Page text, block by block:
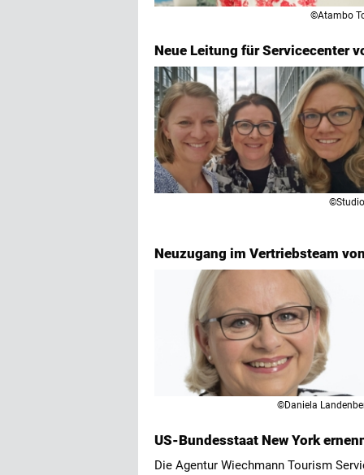
©Atambo
Neue Leitung für Servicecenter
Neuzugang im Vertriebsteam
©Daniela
US-Bundesstaat New York
Die Agentur Wiechmann Tourism